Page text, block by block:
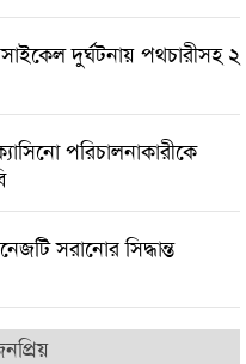
দুর্ঘটনায় পথচারীসহ ২
পরিচালনাকারীকে
সরানোর সিদ্ধান্ত